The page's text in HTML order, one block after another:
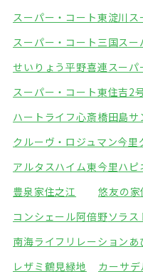
スーパー・コート東淀川 ス
スーパー・コート三国スー
せいりょう平野喜連スー
スーパー・コート東住吉2
ハートライフ心斎橋田島サ
クルーヴ・ロジュマン今里
アルタスハイム東今里ハピ
豊泉家住之江
悠友の家
コンシェール阿倍野ソラス
南海ライフリレーションあ
レザミ鶴見緑地
カーサ